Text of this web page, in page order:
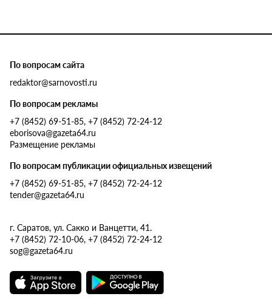
По вопросам сайта
redaktor@sarnovosti.ru
По вопросам рекламы
+7 (8452) 69-51-85, +7 (8452) 72-24-12
eborisova@gazeta64.ru
Размещение рекламы
По вопросам публикации официальных извещений
+7 (8452) 69-51-85, +7 (8452) 72-24-12
tender@gazeta64.ru
г. Саратов, ул. Сакко и Ванцетти, 41.
+7 (8452) 72-10-06, +7 (8452) 72-24-12
sog@gazeta64.ru